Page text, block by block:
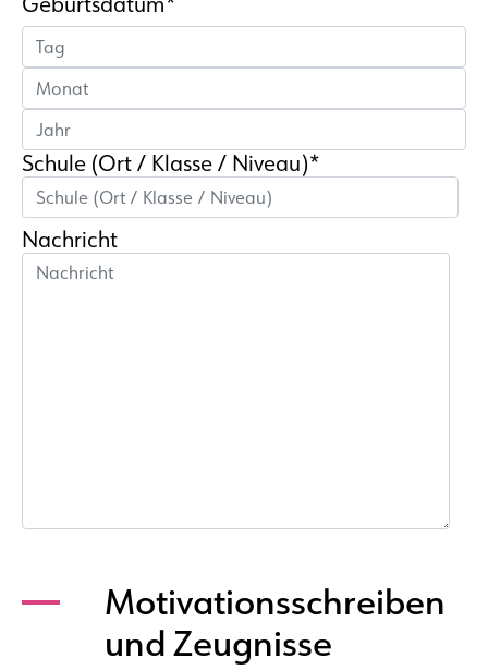
Schule (Ort / Klasse / Niveau)*
Nachricht
Motivationsschreiben
und Zeugnisse